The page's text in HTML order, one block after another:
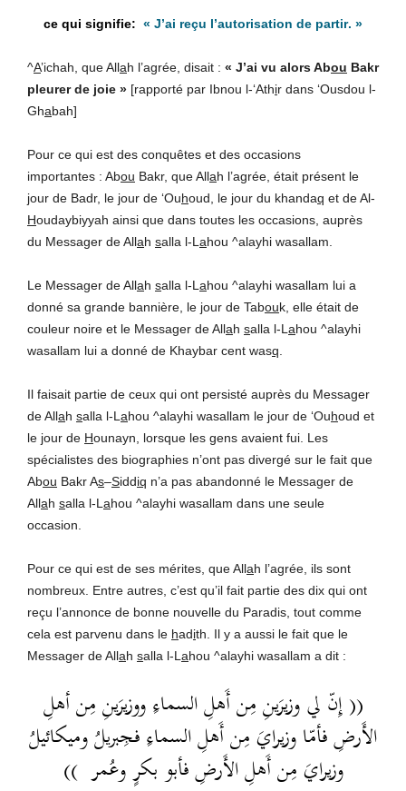
« J’ai reçu l’autorisation de partir. »
^A’ichah, que Allah l’agrée, disait : « J’ai vu alors Abou Bakr
pleurer de joie » [rapporté par Ibnou l-‘Athir dans ‘Ousdou l-
Ghabah]
Pour ce qui est des conquêtes et des occasions
importantes : Abou Bakr, que Allah l’agrée, était présent le
jour de Badr, le jour de ‘Ouhoud, le jour du khandaq et de Al-
Houdaybiyyah ainsi que dans toutes les occasions, auprès
du Messager de Allah salla l-L ahou ^alayhi wasallam.
Le Messager de Allah salla l-L ahou ^alayhi wasallam lui a
donné sa grande bannière, le jour de Tabouk, elle était de
couleur noire et le Messager de Allah salla l-L ahou ^alayhi
wasallam lui a donné de Khaybar cent wasq
Il faisait partie de ceux qui ont persisté auprès du Messager
de Allah salla l-L ahou ^alayhi wasallam le jour de ‘Ouhoud et
le jour de Hounayn, lorsque les gens avaient fui. Les
spécialistes des biographies n’ont pas divergé sur le fait que
Abou Bakr As–Siddiq n’a pas abandonné le Messager de
Allah salla l-L ahou ^alayhi wasallam dans une seule
occasion.
Pour ce qui est de ses mérites, que Allah l’agrée, ils sont
nombreux. Entre autres, c’est qu’il fait partie des dix qui ont
reçu l’annonce de bonne nouvelle du Paradis, tout comme
cela est parvenu dans le hadith. Il y a aussi le fait que le
Messager de Allah salla l-L ahou ^alayhi wasallam a dit :
(( إِنّ لي وزيرَينِ مِن أَهلِ السماءِ ووزيرَينِ مِن أهلِ
الأَرضِ فأمّا وزيرايَ مِن أَهلِ السماءِ فجِبريلُ وميكائيلُ
وزيرايَ مِن أَهلِ الأَرضِ فأبو بكرٍ وعُمر ))